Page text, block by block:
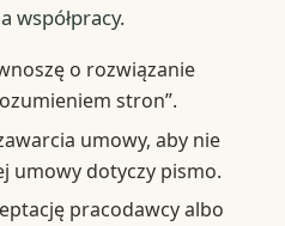
współpracy.
o rozwiązanie
stron”.
umowy, aby nie
umowy dotyczy pismo.
pracodawcy albo